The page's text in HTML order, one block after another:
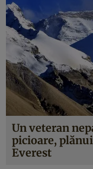
Un veteran
picioare,
Everest